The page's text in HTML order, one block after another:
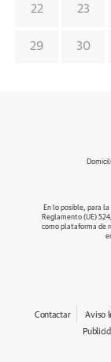
22 23
29 30
En lo posible, para
Reglamento (UE)
como plataforma de
Contactar Aviso